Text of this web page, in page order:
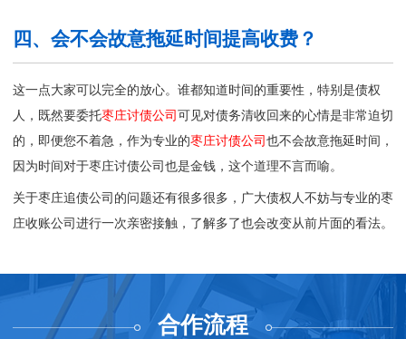
四、会不会故意拖延时间提高收费？
这一点大家可以完全的放心。谁都知道时间的重要性，特别是债权
人，既然要委托枣庄讨债公司可见对债务清收回来的心情是非常迫切
的，即便您不着急，作为专业的枣庄讨债公司也不会故意拖延时间，
因为时间对于枣庄讨债公司也是金钱，这个道理不言而喻。
关于枣庄追债公司的问题还有很多很多，广大债权人不妨与专业的枣
庄收账公司进行一次亲密接触，了解多了也会改变从前片面的看法。
合作流程